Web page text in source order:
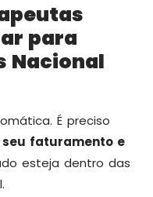
para
Nacional
É preciso
faturamento e
esteja dentro das